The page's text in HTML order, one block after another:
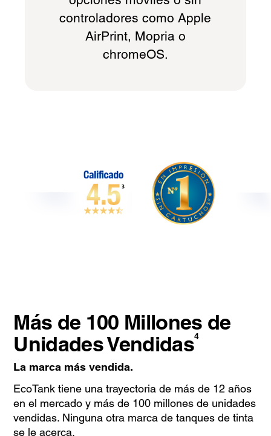
controladores como Apple
AirPrint, Mopria o
chromeOS.
Más de 100 Millones de
Unidades Vendidas4
La marca más vendida.
EcoTank tiene una trayectoria de más de 12 años
en el mercado y más de 100 millones de unidades
vendidas. Ninguna otra marca de tanques de tinta
se le acerca.